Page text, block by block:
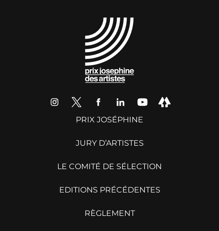
PRIX JOSÉPHINE
JURY D’ARTISTES
LE COMITÉ DE SÉLECTION
EDITIONS PRÉCÉDENTES
RÈGLEMENT